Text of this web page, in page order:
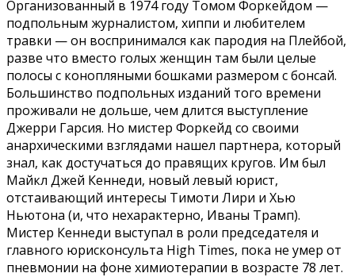
Организованный в 1974 году Томом Форкейдом —
подпольным журналистом, хиппи и любителем
травки — он воспринимался как пародия на Плейбой,
разве что вместо голых женщин там были целые
полосы с конопляными бошками размером с бонсай.
Большинство подпольных изданий того времени
проживали не дольше, чем длится выступление
Джерри Гарсия. Но мистер Форкейд со своими
анархическими взглядами нашел партнера, который
знал, как достучаться до правящих кругов. Им был
Майкл Джей Кеннеди, новый левый юрист,
отстаивающий интересы Тимоти Лири и Хью
Ньютона (и, что нехарактерно, Иваны Трамп).
Мистер Кеннеди выступал в роли председателя и
главного юрисконсульта High Times, пока не умер от
пневмонии на фоне химиотерапии в возрасте 78 лет.